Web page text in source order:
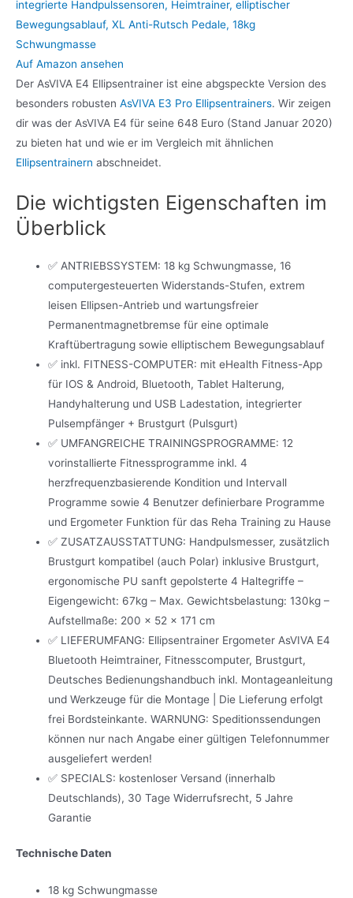
integrierte Handpulssensoren, Heimtrainer, elliptischer
Bewegungsablauf, XL Anti-Rutsch Pedale, 18kg
Schwungmasse
Auf Amazon ansehen
Der AsVIVA E4 Ellipsentrainer ist eine abgspeckte Version des
besonders robusten AsVIVA E3 Pro Ellipsentrainers. Wir zeigen
dir was der AsVIVA E4 für seine 648 Euro (Stand Januar 2020)
zu bieten hat und wie er im Vergleich mit ähnlichen
Ellipsentrainern abschneidet.
Die wichtigsten Eigenschaften im
Überblick
✅ ANTRIEBSSYSTEM: 18 kg Schwungmasse, 16
computergesteuerten Widerstands-Stufen, extrem
leisen Ellipsen-Antrieb und wartungsfreier
Permanentmagnetbremse für eine optimale
Kraftübertragung sowie elliptischem Bewegungsablauf
✅ inkl. FITNESS-COMPUTER: mit eHealth Fitness-App
für IOS & Android, Bluetooth, Tablet Halterung,
Handyhalterung und USB Ladestation, integrierter
Pulsempfänger + Brustgurt (Pulsgurt)
✅ UMFANGREICHE TRAININGSPROGRAMME: 12
vorinstallierte Fitnessprogramme inkl. 4
herzfrequenzbasierende Kondition und Intervall
Programme sowie 4 Benutzer definierbare Programme
und Ergometer Funktion für das Reha Training zu Hause
✅ ZUSATZAUSSTATTUNG: Handpulsmesser, zusätzlich
Brustgurt kompatibel (auch Polar) inklusive Brustgurt,
ergonomische PU sanft gepolsterte 4 Haltegriffe –
Eigengewicht: 67kg – Max. Gewichtsbelastung: 130kg –
Aufstellmaße: 200 x 52 x 171 cm
✅ LIEFERUMFANG: Ellipsentrainer Ergometer AsVIVA E4
Bluetooth Heimtrainer, Fitnesscomputer, Brustgurt,
Deutsches Bedienungshandbuch inkl. Montageanleitung
und Werkzeuge für die Montage | Die Lieferung erfolgt
frei Bordsteinkante. WARNUNG: Speditionssendungen
können nur nach Angabe einer gültigen Telefonnummer
ausgeliefert werden!
✅ SPECIALS: kostenloser Versand (innerhalb
Deutschlands), 30 Tage Widerrufsrecht, 5 Jahre
Garantie
Technische Daten
18 kg Schwungmasse